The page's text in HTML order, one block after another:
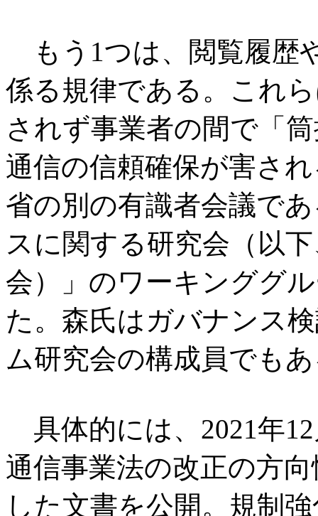
もう1つは、閲覧履歴
係る規律である。これ
されず事業者の間で「
通信の信頼確保が害さ
省の別の有識者会議で
スに関する研究会（以
会）」のワーキンググ
た。森氏はガバナンス
ム研究会の構成員でも
具体的には、2021年
通信事業法の改正の方
した文書を公開。規制